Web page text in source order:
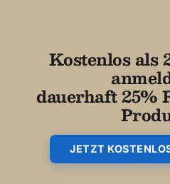
Kostenlos als
dauerhaft 25%
JETZT